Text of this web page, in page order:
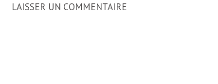
LAISSER UN COMMENTAIRE